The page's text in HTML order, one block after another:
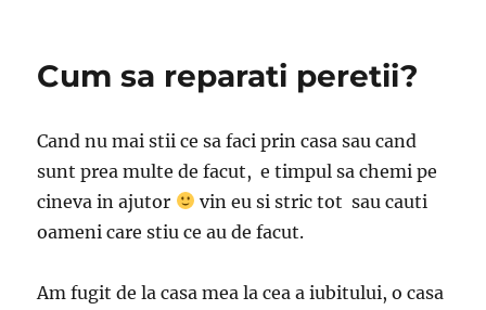
Cum sa reparati peretii?
Cand nu mai stii ce sa faci prin casa sau cand
sunt prea multe de facut, e timpul sa chemi pe
cineva in ajutor
vin eu si stric tot sau cauti
oameni care stiu ce au de facut.
Am fugit de la casa mea la cea a iubitului, o casa